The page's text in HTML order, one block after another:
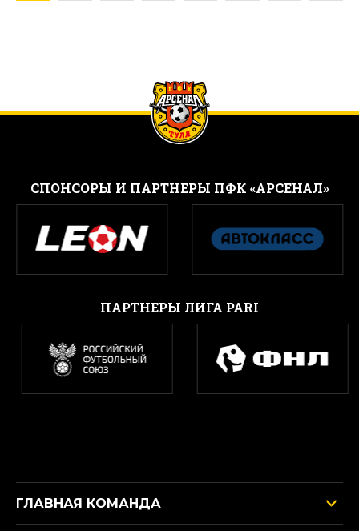
CПОНСОРЫ И ПАРТНЕРЫ ПФК «АРСЕНАЛ»
ПАРТНЕРЫ ЛИГА PARI
ГЛАВНАЯ КОМАНДА